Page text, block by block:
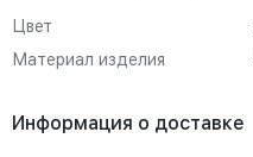
Цвет
Материал изделия
Информация о доставке